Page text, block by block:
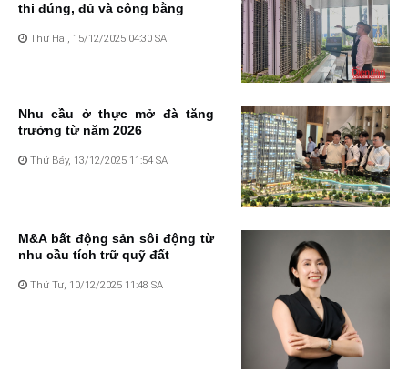
thi đúng, đủ và công bằng
Thứ Hai, 15/12/2025 04:30 SA
Nhu cầu ở thực mở đà tăng
trưởng từ năm 2026
Thứ Bảy, 13/12/2025 11:54 SA
M&A bất động sản sôi động từ
nhu cầu tích trữ quỹ đất
Thứ Tư, 10/12/2025 11:48 SA